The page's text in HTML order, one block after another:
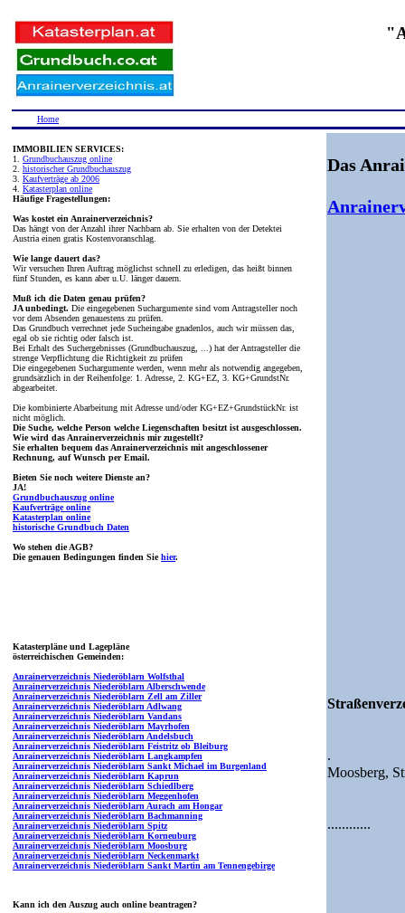
Home
IMMOBILIEN SERVICES:
1. Grundbuchauszug online
2. historischer Grundbuchauszug
3. Kaufverträge ab 2006
4. Katasterplan online
Häufige Fragestellungen:
Was kostet ein Anrainerverzeichnis?
Das hängt von der Anzahl ihrer Nachbarn ab. Sie erhalten von der Detektei
Austria einen gratis Kostenvoranschlag.
Wie lange dauert das?
Wir versuchen Ihren Auftrag möglichst schnell zu erledigen, das heißt binnen
fünf Stunden, es kann aber u.U. länger dauern.
Muß ich die Daten genau prüfen?
JA unbedingt. Die eingegebenen Suchargumente sind vom Antragsteller noch
vor dem Absenden genauestens zu prüfen.
Das Grundbuch verrechnet jede Sucheingabe gnadenlos, auch wir müssen das,
egal ob sie richtig oder falsch ist.
Bei Erhalt des Suchergebnisses (Grundbuchauszug, ...) hat der Antragsteller die
strenge Verpflichtung die Richtigkeit zu prüfen
Die eingegebenen Suchargumente werden, wenn mehr als notwendig angegeben,
grundsätzlich in der Reihenfolge: 1. Adresse, 2. KG+EZ, 3. KG+GrundstNr.
abgearbeitet.
Die kombinierte Abarbeitung mit Adresse und/oder KG+EZ+GrundstückNr. ist
nicht möglich.
Die Suche, welche Person welche Liegenschaften besitzt ist ausgeschlossen.
Wie wird das Anrainerverzeichnis mir zugestellt?
Sie erhalten bequem das Anrainerverzeichnis mit angeschlossener
Rechnung, auf Wunsch per Email.
Bieten Sie noch weitere Dienste an?
JA!
Grundbuchauszug online
Kaufverträge online
Katasterplan online
historische Grundbuch Daten
Wo stehen die AGB?
Die genauen Bedingungen finden Siehier.
Katasterpläne und Lagepläne
österreichischen Gemeinden:
Anrainerverzeichnis Niederöblarn Wolfsthal
Anrainerverzeichnis Niederöblarn Alberschwende
Anrainerverzeichnis Niederöblarn Zell am Ziller
Anrainerverzeichnis Niederöblarn Adlwang
Anrainerverzeichnis Niederöblarn Vandans
Anrainerverzeichnis Niederöblarn Mayrhofen
Anrainerverzeichnis Niederöblarn Andelsbuch
Anrainerverzeichnis Niederöblarn Feistritz ob Bleiburg
Anrainerverzeichnis Niederöblarn Langkampfen
Anrainerverzeichnis Niederöblarn Sankt Michael im Burgenland
Anrainerverzeichnis Niederöblarn Kaprun
Anrainerverzeichnis Niederöblarn Schiedlberg
Anrainerverzeichnis Niederöblarn Meggenhofen
Anrainerverzeichnis Niederöblarn Aurach am Hongar
Anrainerverzeichnis Niederöblarn Bachmanning
Anrainerverzeichnis Niederöblarn Spitz
Anrainerverzeichnis Niederöblarn Korneuburg
Anrainerverzeichnis Niederöblarn Moosburg
Anrainerverzeichnis Niederöblarn Neckenmarkt
Anrainerverzeichnis Niederöblarn Sankt Martin am Tennengebirge
Kann ich den Auszug auch online beantragen?
Das
.
Moosberg,
............